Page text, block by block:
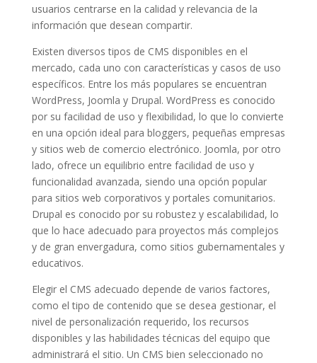
usuarios centrarse en la calidad y relevancia de la
información que desean compartir.
Existen diversos tipos de CMS disponibles en el
mercado, cada uno con características y casos de uso
específicos. Entre los más populares se encuentran
WordPress, Joomla y Drupal. WordPress es conocido
por su facilidad de uso y flexibilidad, lo que lo convierte
en una opción ideal para bloggers, pequeñas empresas
y sitios web de comercio electrónico. Joomla, por otro
lado, ofrece un equilibrio entre facilidad de uso y
funcionalidad avanzada, siendo una opción popular
para sitios web corporativos y portales comunitarios.
Drupal es conocido por su robustez y escalabilidad, lo
que lo hace adecuado para proyectos más complejos
y de gran envergadura, como sitios gubernamentales y
educativos.
Elegir el CMS adecuado depende de varios factores,
como el tipo de contenido que se desea gestionar, el
nivel de personalización requerido, los recursos
disponibles y las habilidades técnicas del equipo que
administrará el sitio. Un CMS bien seleccionado no